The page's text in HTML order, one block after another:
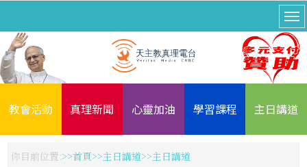
教會活動 真理新聞 心靈加油 學習課程 主日講道
你目前位置: 首頁 主日講道
主日講道